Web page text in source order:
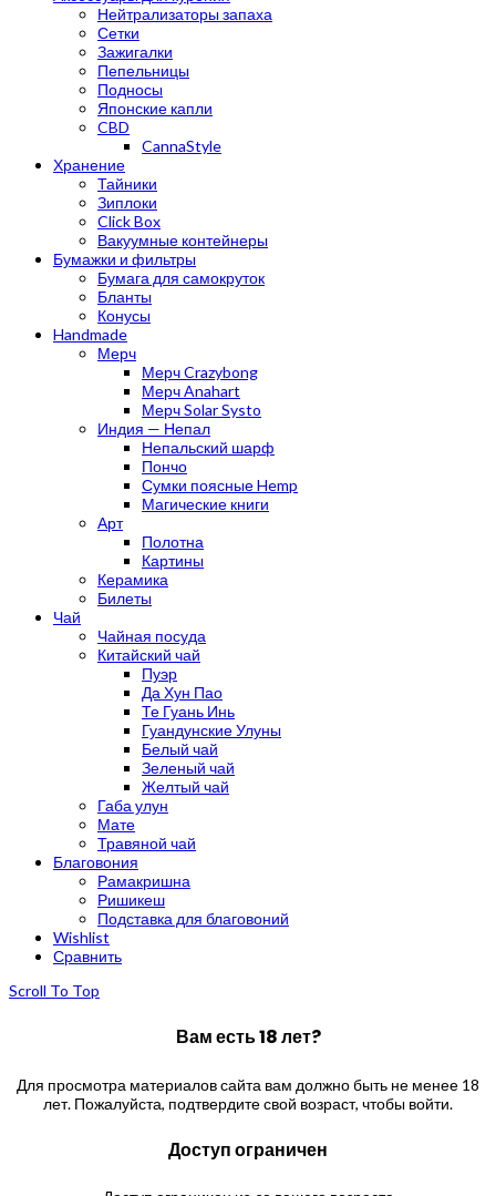
Нейтрализаторы запаха
Сетки
Зажигалки
Пепельницы
Подносы
Японские капли
CBD
CannaStyle
Хранение
Тайники
Зиплоки
Click Box
Вакуумные контейнеры
Бумажки и фильтры
Бумага для самокруток
Бланты
Конусы
Handmade
Мерч
Мерч Crazybong
Мерч Anahart
Мерч Solar Systo
Индия — Непал
Непальский шарф
Пончо
Сумки поясные Hemp
Магические книги
Арт
Полотна
Картины
Керамика
Билеты
Чай
Чайная посуда
Китайский чай
Пуэр
Да Хун Пао
Те Гуань Инь
Гуандунские Улуны
Белый чай
Зеленый чай
Желтый чай
Габа улун
Мате
Травяной чай
Благовония
Рамакришна
Ришикеш
Подставка для благовоний
Wishlist
Сравнить
Scroll To Top
Вам есть 18 лет?
Для просмотра материалов сайта вам должно быть не менее 18
лет. Пожалуйста, подтвердите свой возраст, чтобы войти.
Доступ ограничен